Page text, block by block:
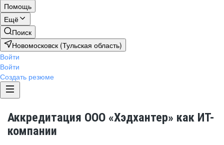
Помощь
Ещё
Поиск
Новомосковск (Тульская область)
Войти
Войти
Создать резюме
Аккредитация ООО «Хэдхантер» как ИТ-
компании